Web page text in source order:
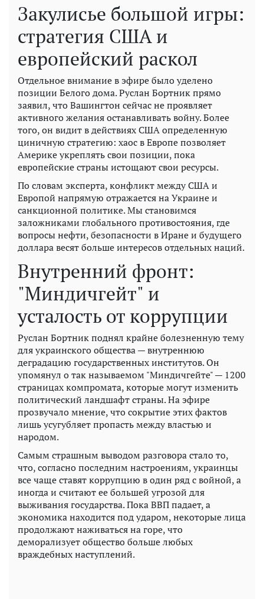
Закулисье большой игры:
стратегия США и
европейский раскол
Отдельное внимание в эфире было уделено
позиции Белого дома. Руслан Бортник прямо
заявил, что Вашингтон сейчас не проявляет
активного желания останавливать войну. Более
того, он видит в действиях США определенную
циничную стратегию: хаос в Европе позволяет
Америке укреплять свои позиции, пока
европейские страны истощают свои ресурсы.
По словам эксперта, конфликт между США и
Европой напрямую отражается на Украине и
санкционной политике. Мы становимся
заложниками глобального противостояния, где
вопросы нефти, безопасности в Иране и будущего
доллара весят больше интересов отдельных наций.
Внутренний фронт:
"Миндичгейт" и
усталость от коррупции
Руслан Бортник поднял крайне болезненную тему
для украинского общества — внутреннюю
деградацию государственных институтов. Он
упомянул о так называемом "Миндичгейте" — 1200
страницах компромата, которые могут изменить
политический ландшафт страны. На эфире
прозвучало мнение, что сокрытие этих фактов
лишь усугубляет пропасть между властью и
народом.
Самым страшным выводом разговора стало то,
что, согласно последним настроениям, украинцы
все чаще ставят коррупцию в один ряд с войной, а
иногда и считают ее большей угрозой для
выживания государства. Пока ВВП падает, а
экономика находится под ударом, некоторые лица
продолжают наживаться на горе, что
деморализует общество больше любых
враждебных наступлений.